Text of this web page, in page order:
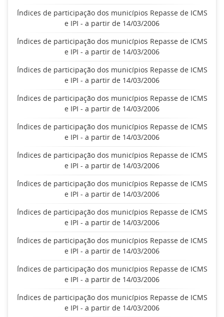
Índices de participação dos municípios Repasse de ICMS
e IPI - a partir de 14/03/2006
Índices de participação dos municípios Repasse de ICMS
e IPI - a partir de 14/03/2006
Índices de participação dos municípios Repasse de ICMS
e IPI - a partir de 14/03/2006
Índices de participação dos municípios Repasse de ICMS
e IPI - a partir de 14/03/2006
Índices de participação dos municípios Repasse de ICMS
e IPI - a partir de 14/03/2006
Índices de participação dos municípios Repasse de ICMS
e IPI - a partir de 14/03/2006
Índices de participação dos municípios Repasse de ICMS
e IPI - a partir de 14/03/2006
Índices de participação dos municípios Repasse de ICMS
e IPI - a partir de 14/03/2006
Índices de participação dos municípios Repasse de ICMS
e IPI - a partir de 14/03/2006
Índices de participação dos municípios Repasse de ICMS
e IPI - a partir de 14/03/2006
Índices de participação dos municípios Repasse de ICMS
e IPI - a partir de 14/03/2006